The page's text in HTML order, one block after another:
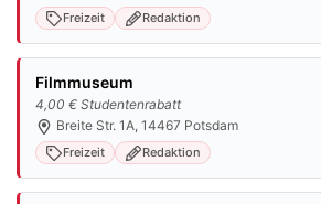
Freizeit Redaktion
Filmmuseum
4,00 € Studentenrabatt
Breite Str. 1A, 14467 Potsdam
Freizeit Redaktion